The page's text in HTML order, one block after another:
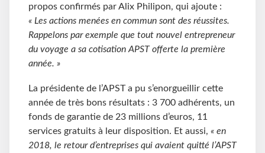
propos confirmés par Alix Philipon, qui ajoute :
« Les actions menées en commun sont des réussites.
Rappelons par exemple que tout nouvel entrepreneur
du voyage a sa cotisation APST offerte la première
année. »
La présidente de l’APST a pu s’enorgueillir cette
année de très bons résultats : 3 700 adhérents, un
fonds de garantie de 23 millions d’euros, 11
services gratuits à leur disposition. Et aussi, « en
2018, le retour d’entreprises qui avaient quitté l’APST